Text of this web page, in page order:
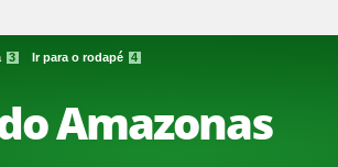
3 Ir para o rodapé 4
Amazonas